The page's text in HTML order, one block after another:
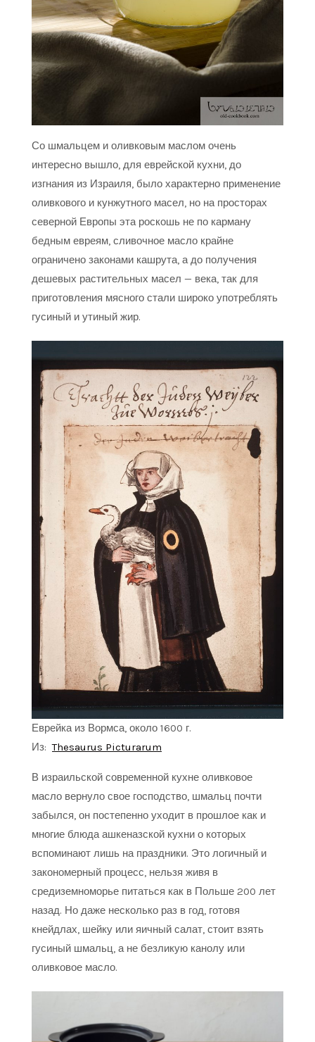
Со шмальцем и оливковым маслом очень
интересно вышло, для еврейской кухни, до
изгнания из Израиля, было характерно применение
оливкового и кунжутного масел, но на просторах
северной Европы эта роскошь не по карману
бедным евреям, сливочное масло крайне
ограничено законами кашрута, а до получения
дешевых растительных масел — века, так для
приготовления мясного стали широко употреблять
гусиный и утиный жир.
Еврейка из Вормса, около 1600 г.
Из:Thesaurus Picturarum
В израильской современной кухне оливковое
масло вернуло свое господство, шмальц почти
забылся, он постепенно уходит в прошлое как и
многие блюда ашкеназской кухни о которых
вспоминают лишь на праздники. Это логичный и
закономерный процесс, нельзя живя в
средиземноморье питаться как в Польше 200 лет
назад. Но даже несколько раз в год, готовя
кнейдлах, шейку или яичный салат, стоит взять
гусиный шмальц, а не безликую канолу или
оливковое масло.